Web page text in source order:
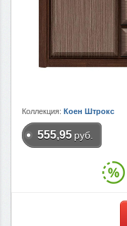
Коллекция: Коен Штрокс
555,95 руб.